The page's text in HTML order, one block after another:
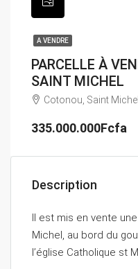
A VENDRE
PARCELLE À
SAINT MICHEL
Cotonou, Saint Michel
335.000.000Fcfa
Description
Il est mis en vente
Michel, au bord du
l’église Catholique st